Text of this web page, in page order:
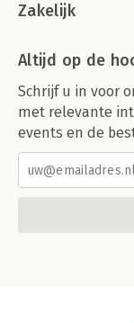
Zakelijk
Altijd op de
Schrijf u in voor
met relevante
events en de